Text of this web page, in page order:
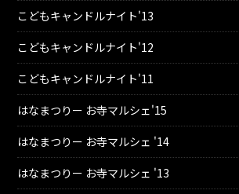
こどもキャンドルナイト'13
こどもキャンドルナイト'12
こどもキャンドルナイト'11
はなまつりー お寺マルシェ'15
はなまつりー お寺マルシェ '14
はなまつりー お寺マルシェ '13